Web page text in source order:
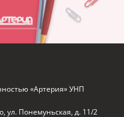
«Артерия» УНП
ул. Понемуньская, д. 11/2